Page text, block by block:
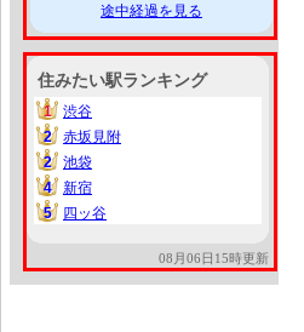
途中経過を見る
住みたい駅ランキング
1
1
渋谷
2
2
赤坂見附
2
2
池袋
4
4
新宿
5
5 四ッ谷
08月06日15時更新